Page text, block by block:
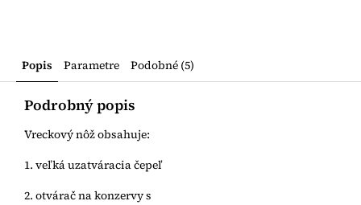
Popis Parametre Podobné (5)
Podrobný popis
Vreckový nôž obsahuje:
1. veľká uzatváracia čepeľ
2. otvárač na konzervy s